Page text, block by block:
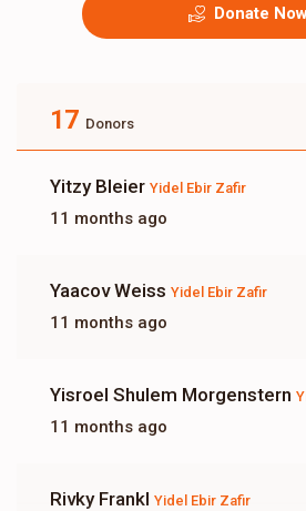
Donate
17 Donors
Yitzy Bleier Yidel Ebir Zafir
11 months ago
Yaacov Weiss Yidel Ebir Zafir
11 months ago
Yisroel Shulem Morgenstern
11 months ago
Rivky Frankl Yidel Ebir Zafir